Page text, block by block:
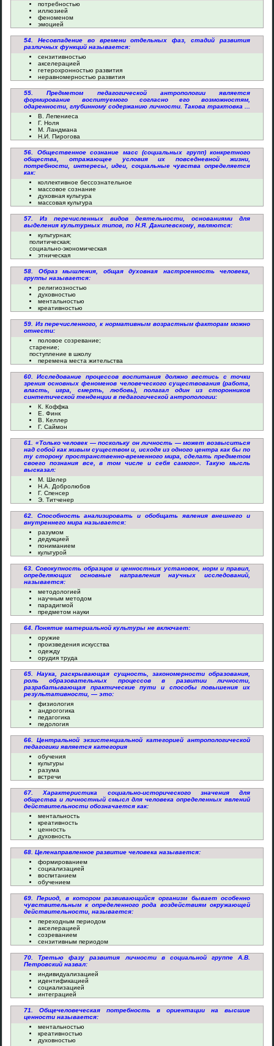
потребностью
иллюзией
феноменом
эмоцией
54. Несовпадение во времени отдельных фаз, стадий развития
различных функций называется:
сензитивностью
акселерацией
гетерохронностью развития
неравномерностью развития
55. Предметом педагогической антропологии является
формирование воспитуемого согласно его возможностям,
одаренности, глубинному содержанию личности. Такова трактовка ...
В. Лепениеса
Г. Ноля
М. Ландмана
Н.И. Пирогова
56. Общественное сознание масс (социальных групп) конкретного
общества, отражающее условия их повседневной жизни,
потребности, интересы, идеи, социальные чувства определяется
как:
коллективное бессознательное
массовое сознание
духовная культура
массовая культура
57. Из перечисленных видов деятельности, основаниями для
выделения культурных типов, по Н.Я. Данилевскому, являются:
культурная;
политическая;
социально-экономическая
этническая
58. Образ мышления, общая духовная настроенность человека,
группы называется:
религиозностью
духовностью
ментальностью
креативностью
59. Из перечисленного, к нормативным возрастным факторам можно
отнести:
половое созревание;
старение;
поступление в школу
перемена места жительства
60. Исследование процессов воспитания должно вестись с точки
зрения основных феноменов человеческого существования (работа,
власть, игра, смерть, любовь), полагал один из сторонников
синтетической тенденции в педагогической антропологии:
К. Коффка
Е. Финк
В. Келлер
Г. Саймон
61. «Только человек — поскольку он личность — может возвыситься
над собой как живым существом и, исходя из одного центра как бы по
ту сторону пространственно-временного мира, сделать предметом
своего познания все, в том числе и себя самого». Такую мысль
высказал:
М. Шелер
Н.А. Добролюбов
Г. Спенсер
Э. Титченер
62. Способность анализировать и обобщать явления внешнего и
внутреннего мира называется:
разумом
дедукцией
пониманием
культурой
63. Совокупность образцов и ценностных установок, норм и правил,
определяющих основные направления научных исследований,
называется:
методологией
научным методом
парадигмой
предметом науки
64. Понятие материальной культуры не включает:
оружие
произведения искусства
одежду
орудия труда
65. Наука, раскрывающая сущность, закономерности образования,
роль образовательных процессов в развитии личности,
разрабатывающая практические пути и способы повышения их
результативности, — это:
физиология
андрогогика
педагогика
педология
66. Центральной экзистенциальной категорией антропологической
педагогики является категория
обучения
культуры
разума
встречи
67. Характеристика социально-исторического значения для
общества и личностный смысл для человека определенных явлений
действительности обозначается как:
ментальность
креативность
ценность
духовность
68. Целенаправленное развитие человека называется:
формированием
социализацией
воспитанием
обучением
69. Период, в котором развивающийся организм бывает особенно
чувствительным к определенного рода воздействиям окружающей
действительности, называется:
переходным периодом
акселерацией
созреванием
сензитивным периодом
70. Третью фазу развития личности в социальной группе А.В.
Петровский назвал:
индивидуализацией
идентификацией
социализацией
интеграцией
71. Общечеловеческая потребность в ориентации на высшие
ценности называется:
ментальностью
креативностью
духовностью